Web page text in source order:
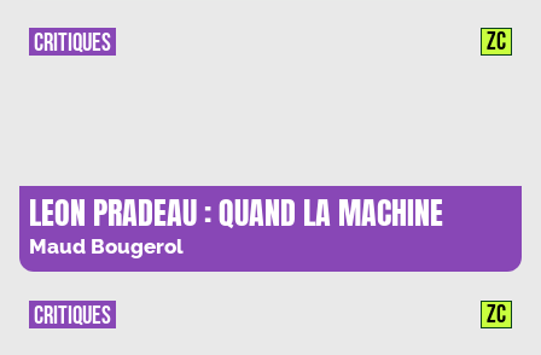
LEON PRADEAU : QUAND LA MACHINE
INVITE AU VOYAGE
Maud Bougerol
CRITIQUES ZC
CRITIQUES ZC